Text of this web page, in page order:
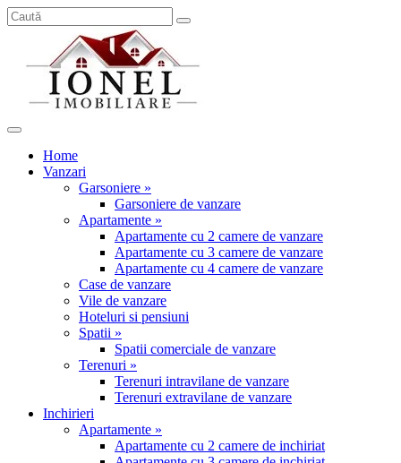
Home
Vanzari
Garsoniere »
Garsoniere de vanzare
Apartamente »
Apartamente cu 2 camere de vanzare
Apartamente cu 3 camere de vanzare
Apartamente cu 4 camere de vanzare
Case de vanzare
Vile de vanzare
Hoteluri si pensiuni
Spatii »
Spatii comerciale de vanzare
Terenuri »
Terenuri intravilane de vanzare
Terenuri extravilane de vanzare
Inchirieri
Apartamente »
Apartamente cu 2 camere de inchiriat